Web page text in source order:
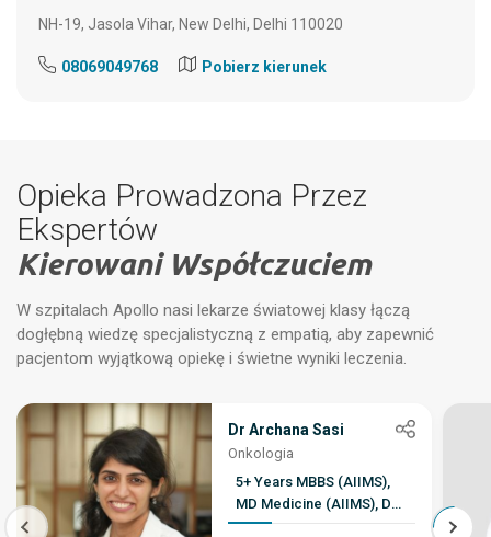
NH-19, Jasola Vihar, New Delhi, Delhi 110020
08069049768 Pobierz kierunek
Opieka Prowadzona Przez
Ekspertów
Kierowani Współczuciem
W szpitalach Apollo nasi lekarze światowej klasy łączą
dogłębną wiedzę specjalistyczną z empatią, aby zapewnić
pacjentom wyjątkową opiekę i świetne wyniki leczenia.
Dr Archana Sasi
Onkologia
5+ Years MBBS (AIIMS),
MD Medicine (AIIMS), DM
Medical Oncology